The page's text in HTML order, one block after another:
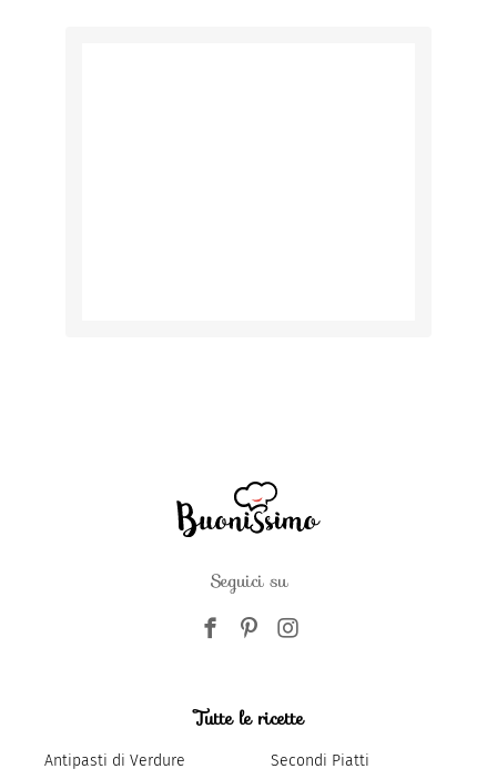
Seguici su
Tutte le ricette
Antipasti di Verdure
Secondi Piatti